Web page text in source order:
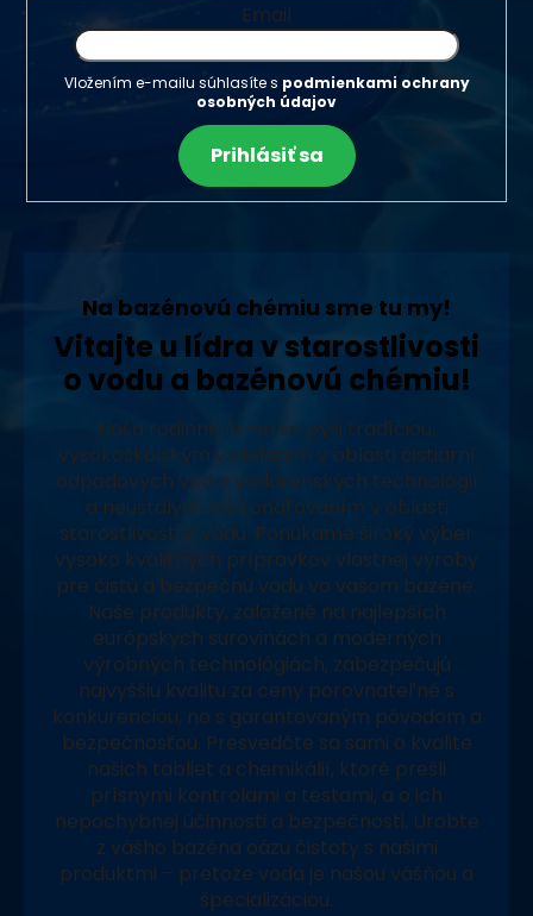
Email
Vložením e-mailu súhlasíte s podmienkami ochrany
osobných údajov
Prihlásiť sa
Na bazénovú chémiu sme tu my!
Vitajte u lídra v starostlivosti
o vodu a bazénovú chémiu!
Naša rodinná firma sa pýši tradíciou,
vysokoškolským vzdelaním v oblasti čistiarní
odpadových vôd a vodárenských technológií
a neustálym zdokonaľovaním v oblasti
starostlivosti o vodu. Ponúkame široký výber
vysoko kvalitných prípravkov vlastnej výroby
pre čistú a bezpečnú vodu vo vašom bazéne.
Naše produkty, založené na najlepších
európskych surovinách a moderných
výrobných technológiách, zabezpečujú
najvyššiu kvalitu za ceny porovnateľné s
konkurenciou, no s garantovaným pôvodom a
bezpečnosťou. Presvedčte sa sami o kvalite
našich tabliet a chemikálií, ktoré prešli
prísnymi kontrolami a testami, a o ich
nepochybnej účinnosti a bezpečnosti. Urobte
z vášho bazéna oázu čistoty s našimi
produktmi – pretože voda je našou vášňou a
špecializáciou.